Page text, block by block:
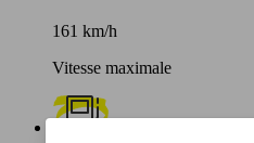
161 km/h
Vitesse maximale